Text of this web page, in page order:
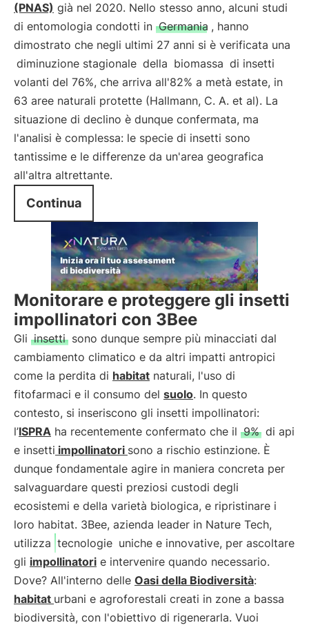
(PNAS) già nel 2020. Nello stesso anno, alcuni studi
di entomologia condotti in Germania , hanno
dimostrato che negli ultimi 27 anni si è verificata una
diminuzione stagionale della biomassa di insetti
volanti del 76%, che arriva all'82% a metà estate, in
63 aree naturali protette (Hallmann, C. A. et al). La
situazione di declino è dunque confermata, ma
l'analisi è complessa: le specie di insetti sono
tantissime e le differenze da un'area geografica
all'altra altrettante.
Continua
Monitorare e proteggere gli insetti
impollinatori con 3Bee
Gli insetti sono dunque sempre più minacciati dal
cambiamento climatico e da altri impatti antropici
come la perdita di habitat naturali, l'uso di
fitofarmaci e il consumo del suolo. In questo
contesto, si inseriscono gli insetti impollinatori:
l’ISPRA ha recentemente confermato che il 9% di api
e insetti impollinatori sono a rischio estinzione. È
dunque fondamentale agire in maniera concreta per
salvaguardare questi preziosi custodi degli
ecosistemi e della varietà biologica, e ripristinare i
loro habitat. 3Bee, azienda leader in Nature Tech,
utilizza tecnologie uniche e innovative, per ascoltare
gli impollinatori e intervenire quando necessario.
Dove? All'interno delle Oasi della Biodiversità:
habitat urbani e agroforestali creati in zone a bassa
biodiversità, con l'obiettivo di rigenerarla. Vuoi